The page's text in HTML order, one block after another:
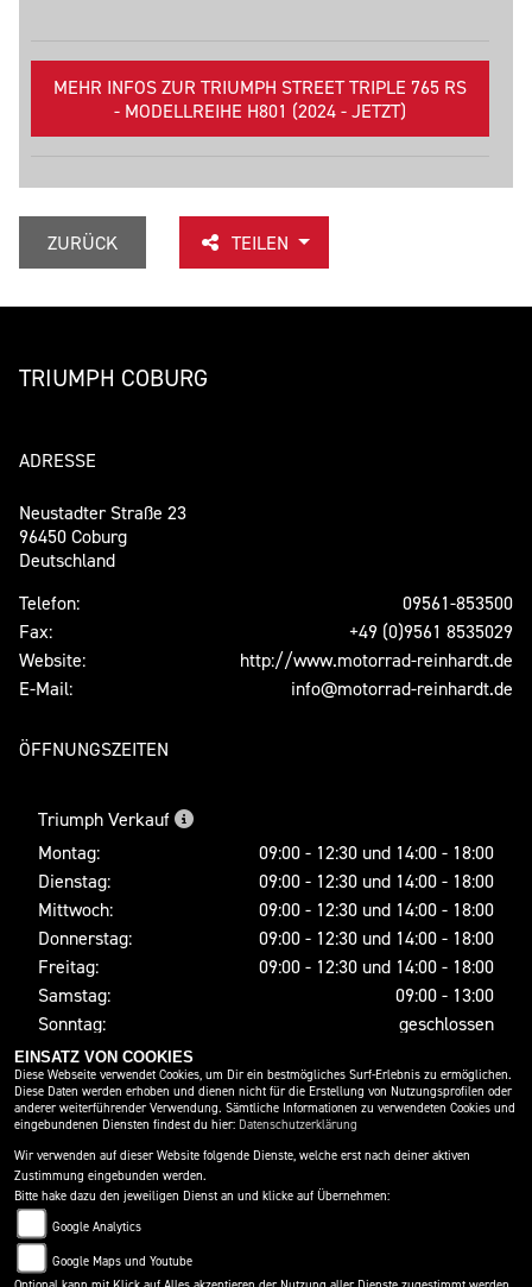
MEHR INFOS ZUR TRIUMPH STREET TRIPLE 765 RS
- MODELLREIHE H801 (2024 - JETZT)
ZURÜCK TEILEN
TRIUMPH COBURG
ADRESSE
Neustadter Straße 23
96450 Coburg
Deutschland
Telefon:
09561-853500
Fax:
+49 (0)9561 8535029
Website:
http://www.motorrad-reinhardt.de
E-Mail:
info@motorrad-reinhardt.de
ÖFFNUNGSZEITEN
Triumph Verkauf
Montag:
09:00 - 12:30 und 14:00 - 18:00
Dienstag:
09:00 - 12:30 und 14:00 - 18:00
Mittwoch:
09:00 - 12:30 und 14:00 - 18:00
Donnerstag:
09:00 - 12:30 und 14:00 - 18:00
Freitag:
09:00 - 12:30 und 14:00 - 18:00
Samstag:
09:00 - 13:00
Sonntag:
geschlossen
SOCIAL MEDIA
EINSATZ VON COOKIES
Diese Webseite verwendet Cookies, um Dir ein bestmögliches Surf-Erlebnis zu ermöglichen.
Diese Daten werden erhoben und dienen nicht für die Erstellung von Nutzungsprofilen oder
anderer weiterführender Verwendung. Sämtliche Informationen zu verwendeten Cookies und
eingebundenen Diensten findest du hier: Datenschutzerklärung
Wir verwenden auf dieser Website folgende Dienste, welche erst nach deiner aktiven
Zustimmung eingebunden werden.
Bitte hake dazu den jeweiligen Dienst an und klicke auf Übernehmen:
Google Analytics
Google Maps und Youtube